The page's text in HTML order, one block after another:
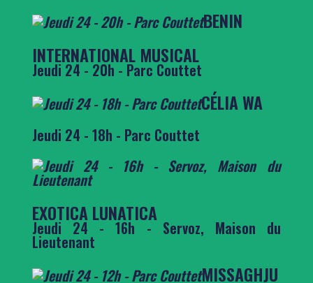
BENIN
INTERNATIONAL MUSICAL
Jeudi 24 - 20h - Parc Couttet
CÉLIA WA
Jeudi 24 - 18h - Parc Couttet
EXOTICA LUNATICA
Jeudi 24 - 16h - Servoz, Maison du
Lieutenant
MISSAGHJU